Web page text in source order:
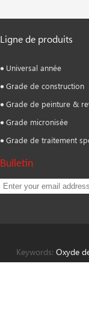
Ligne de produits
Universal année
Grade de construction
Grade de peinture &
Grade micronisée
Grade de traitement
Bulletin
Keywords:Oxyde